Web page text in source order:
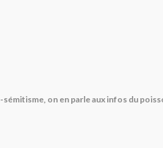
on en parle aux infos du